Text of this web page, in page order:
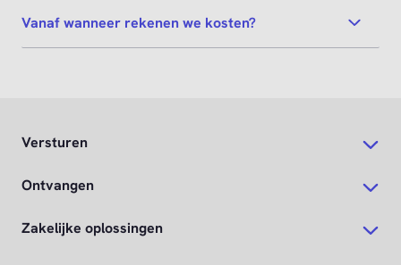
Vanaf wanneer rekenen we kosten?
Versturen
Ontvangen
Zakelijke oplossingen